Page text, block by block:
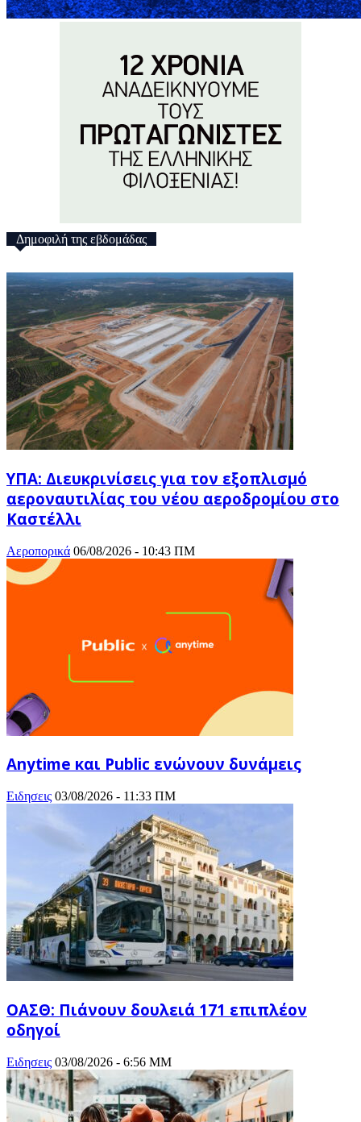
Δημοφιλή της εβδομάδας
ΥΠΑ: Διευκρινίσεις για τον εξοπλισμό
αεροναυτιλίας του νέου αεροδρομίου στο
Καστέλλι
Αεροπορικά 06/08/2026 - 10:43 ΠΜ
Anytime και Public ενώνουν δυνάμεις
Ειδησεις 03/08/2026 - 11:33 ΠΜ
ΟΑΣΘ: Πιάνουν δουλειά 171 επιπλέον
οδηγοί
Ειδησεις 03/08/2026 - 6:56 ΜΜ